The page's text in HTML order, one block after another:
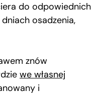
do odpowiednich
osadzenia,
znów
we własnej
i